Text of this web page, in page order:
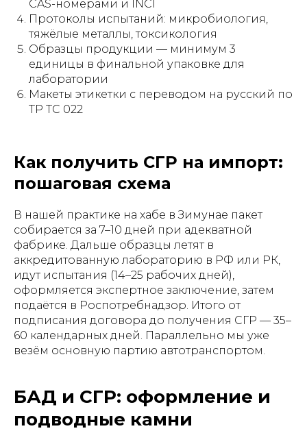
CAS-номерами и INCI
Протоколы испытаний: микробиология,
тяжёлые металлы, токсикология
Образцы продукции — минимум 3
единицы в финальной упаковке для
лаборатории
Макеты этикетки с переводом на русский по
ТР ТС 022
Как получить СГР на импорт:
пошаговая схема
В нашей практике на хабе в Зимунае пакет
собирается за 7–10 дней при адекватной
фабрике. Дальше образцы летят в
аккредитованную лабораторию в РФ или РК,
идут испытания (14–25 рабочих дней),
оформляется экспертное заключение, затем
подаётся в Роспотребнадзор. Итого от
подписания договора до получения СГР — 35–
60 календарных дней. Параллельно мы уже
везём основную партию автотранспортом.
БАД и СГР: оформление и
подводные камни